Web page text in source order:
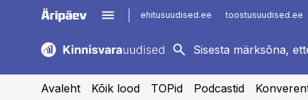
ehitusuudised.ee toostusuudised.ee
kaubandus.ee
logistikauudised.ee
imelineajalugu.ee
Avaleht Kõik lood TOPid Podcastid